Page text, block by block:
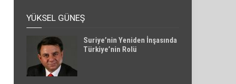
YÜKSEL GÜNEŞ
Suriye’nin Yeniden İnşasında
Türkiye’nin Rolü